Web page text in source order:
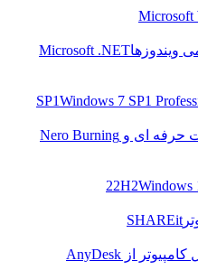
Microsoft .NET
Windows 7 SP1
Nero Burning
ازAnyDesk